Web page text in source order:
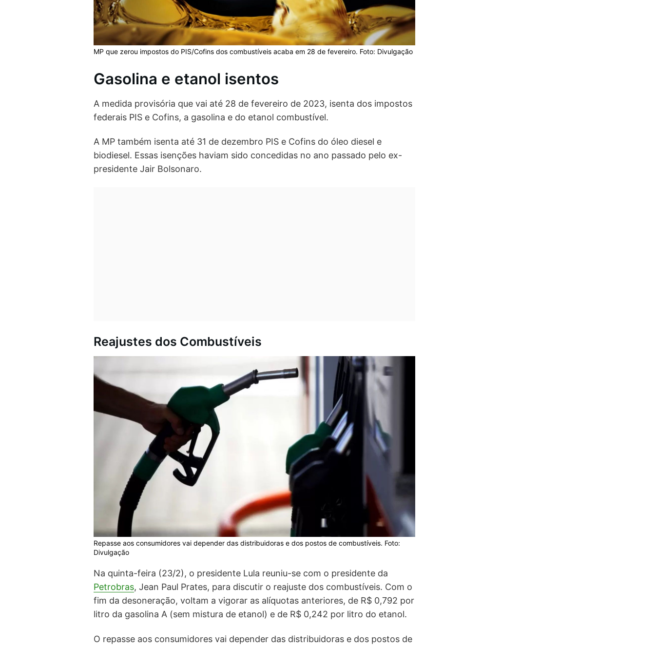
MP que zerou impostos do PIS/Cofins dos combustíveis acaba em 28 de fevereiro. Foto: Divulgação
Gasolina e etanol isentos
A medida provisória que vai até 28 de fevereiro de 2023, isenta dos impostos
federais PIS e Cofins, a gasolina e do etanol combustível.
A MP também isenta até 31 de dezembro PIS e Cofins do óleo diesel e
biodiesel. Essas isenções haviam sido concedidas no ano passado pelo ex-
presidente Jair Bolsonaro.
Reajustes dos Combustíveis
Repasse aos consumidores vai depender das distribuidoras e dos postos de combustíveis. Foto:
Divulgação
Na quinta-feira (23/2), o presidente Lula reuniu-se com o presidente da
Petrobras, Jean Paul Prates, para discutir o reajuste dos combustíveis. Com o
fim da desoneração, voltam a vigorar as alíquotas anteriores, de R$ 0,792 por
litro da gasolina A (sem mistura de etanol) e de R$ 0,242 por litro do etanol.
O repasse aos consumidores vai depender das distribuidoras e dos postos de